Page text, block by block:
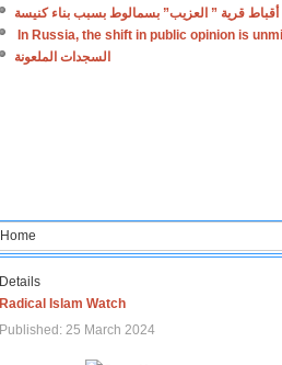
أقباط قرية ” العزيب” بسمالوط بسبب بناء كنيسة
In Russia, the shift in public opinion is
السجدات الملعونة
Home
Details
Radical Islam Watch
Published: 25 March 2024